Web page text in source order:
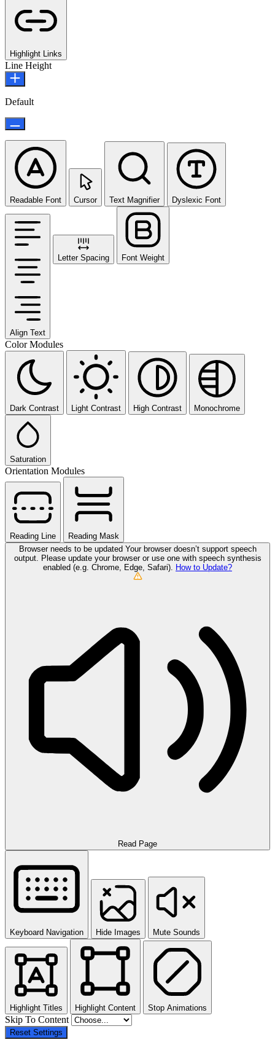
Highlight Links
Line Height
Default
Readable Font Cursor Text Magnifier Dyslexic Font
Align Text
Letter Spacing Font Weight
Color Modules
Dark Contrast Light Contrast High Contrast Monochrome
Saturation
Orientation Modules
Reading Line
Reading Mask
Browser needs to be updated Your browser doesn’t support speech
output. Please update your browser or use one with speech synthesis
enabled (e.g. Chrome, Edge, Safari). How to Update?
Read Page
Keyboard Navigation Hide Images Mute Sounds
Highlight Titles Highlight Content Stop Animations
Skip To Content
Reset Settings